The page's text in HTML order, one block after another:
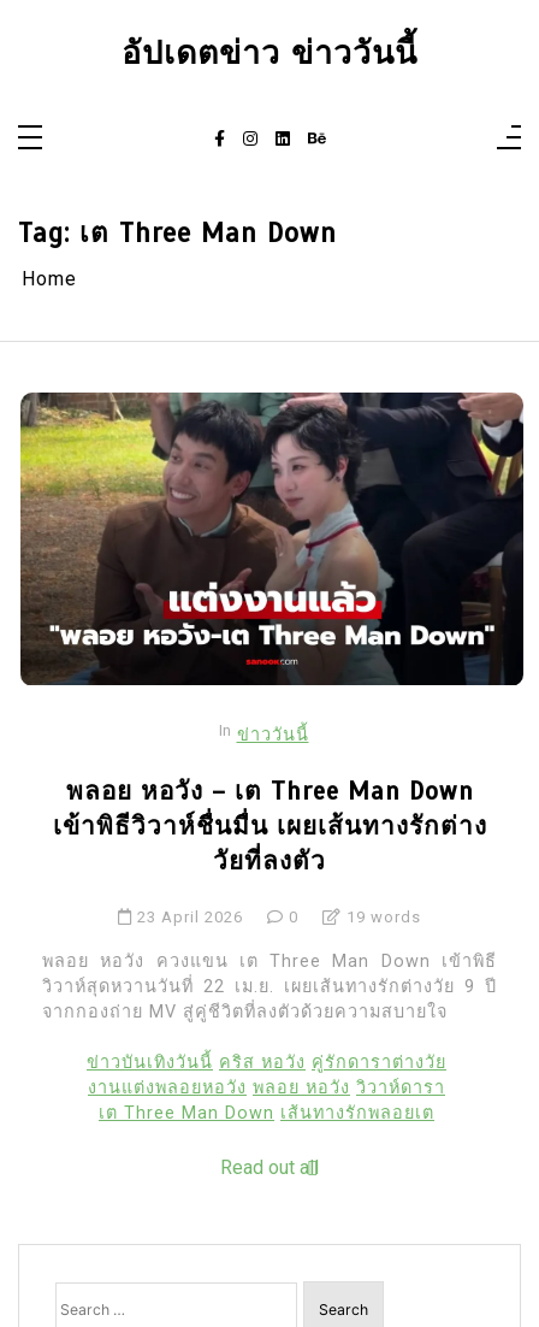
อัปเดตข่าว ข่าววันนี้
Tag: เต Three Man Down
Home
In ข่าววันนี้
พลอย หอวัง – เต Three Man Down
เข้าพิธีวิวาห์ชื่นมื่น เผยเส้นทางรักต่าง
วัยที่ลงตัว
23 April 2026 0 19 words
พลอย หอวัง ควงแขน เต Three Man Down เข้าพิธี
วิวาห์สุดหวานวันที่ 22 เม.ย. เผยเส้นทางรักต่างวัย 9 ปี
จากกองถ่าย MV สู่คู่ชีวิตที่ลงตัวด้วยความสบายใจ
ข่าวบันเทิงวันนี้ คริส หอวัง คู่รักดาราต่างวัย
งานแต่งพลอยหอวัง พลอย หอวัง วิวาห์ดารา
เต Three Man Down เส้นทางรักพลอยเต
Read out all
Search
for: